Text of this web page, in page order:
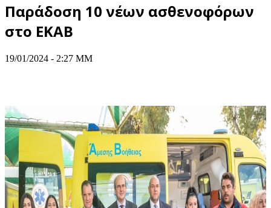
Παράδοση 10 νέων ασθενοφόρων
στο ΕΚΑΒ
19/01/2024 - 2:27 ΜΜ